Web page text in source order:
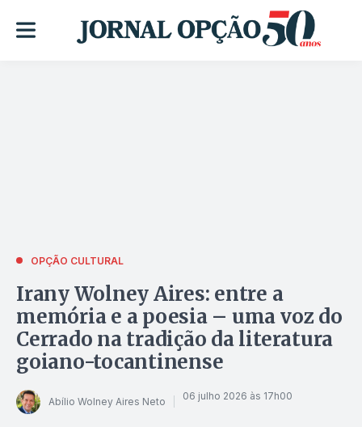
OPÇÃO CULTURAL
Irany Wolney Aires: entre a
memória e a poesia – uma voz do
Cerrado na tradição da literatura
goiano-tocantinense
Abílio Wolney Aires Neto 06 julho 2026 às 17h00